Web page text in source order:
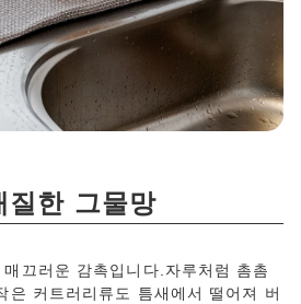
질한 그물망
끄러운 감촉입니다.자루처럼 촘촘
은 커트러리류도 틈새에서 떨어져 버